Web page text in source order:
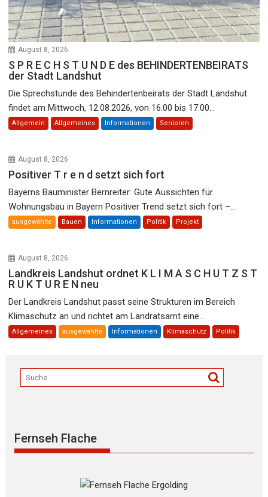
August 8, 2026
S P R E C H S T U N D E des BEHINDERTENBEIRATS
der Stadt Landshut
Die Sprechstunde des Behindertenbeirats der Stadt Landshut
findet am Mittwoch, 12.08.2026, von 16.00 bis 17.00...
Allgemein Allgemeines Informationen Senioren
August 8, 2026
Positiver T r e n d setzt sich fort
Bayerns Bauminister Bernreiter: Gute Aussichten für
Wohnungsbau in Bayern Positiver Trend setzt sich fort –...
ausgewählte Bauen Informationen Politik Projekt
August 8, 2026
Landkreis Landshut ordnet K L I M A S C H U T Z S T
R U K T U R E N neu
Der Landkreis Landshut passt seine Strukturen im Bereich
Klimaschutz an und richtet am Landratsamt eine...
Allgemeines ausgewählte Informationen Klimaschutz Politik
Fernseh Flache